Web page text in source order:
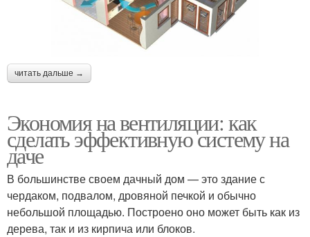
читать дальше →
Экономия на вентиляции: как
сделать эффективную систему на
даче
В большинстве своем дачный дом — это здание с
чердаком, подвалом, дровяной печкой и обычно
небольшой площадью. Построено оно может быть как из
дерева, так и из кирпича или блоков.